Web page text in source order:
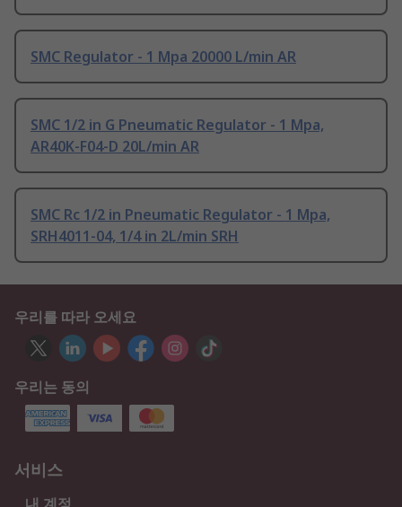
SMC Regulator - 1 Mpa 20000 L/min AR
SMC 1/2 in G Pneumatic Regulator - 1 Mpa,
AR40K-F04-D 20L/min AR
SMC Rc 1/2 in Pneumatic Regulator - 1 Mpa,
SRH4011-04, 1/4 in 2L/min SRH
우리를 따라 오세요
우리는 동의
서비스